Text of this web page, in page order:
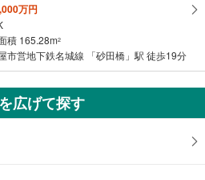
万円
積 165.28m2
市営地下鉄名城線 「砂田橋」駅 徒歩19分
広げて探す